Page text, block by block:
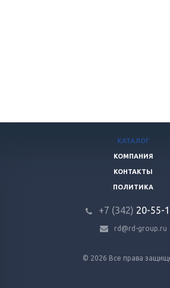
© 2026 Все права
КАТАЛОГ
КОМПАНИЯ
КОНТАКТЫ
ПОЛИТИКА
+7 (342) 20-55-
rd@rd-group.ru